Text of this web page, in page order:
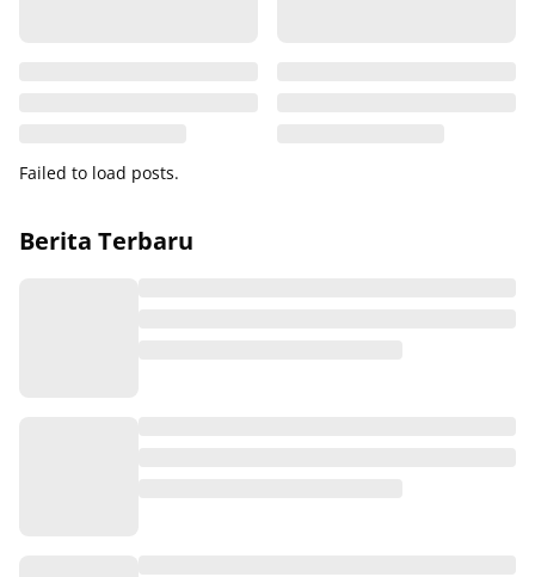
Failed to load posts.
Berita Terbaru